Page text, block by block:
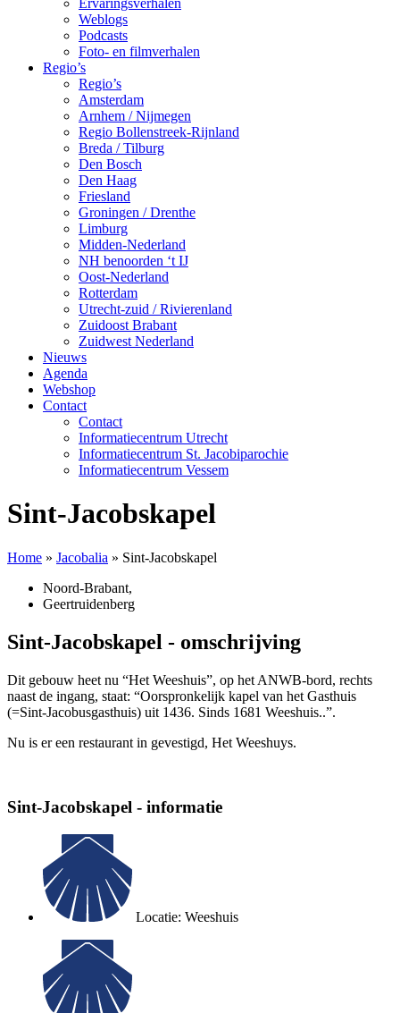
Ervaringsverhalen
Weblogs
Podcasts
Foto- en filmverhalen
Regio’s
Regio’s
Amsterdam
Arnhem / Nijmegen
Regio Bollenstreek-Rijnland
Breda / Tilburg
Den Bosch
Den Haag
Friesland
Groningen / Drenthe
Limburg
Midden-Nederland
NH benoorden ‘t IJ
Oost-Nederland
Rotterdam
Utrecht-zuid / Rivierenland
Zuidoost Brabant
Zuidwest Nederland
Nieuws
Agenda
Webshop
Contact
Contact
Informatiecentrum Utrecht
Informatiecentrum St. Jacobiparochie
Informatiecentrum Vessem
Sint-Jacobskapel
Home » Jacobalia » Sint-Jacobskapel
Noord-Brabant,
Geertruidenberg
Sint-Jacobskapel - omschrijving
Dit gebouw heet nu “Het Weeshuis”, op het ANWB-bord, rechts
naast de ingang, staat: “Oorspronkelijk kapel van het Gasthuis
(=Sint-Jacobusgasthuis) uit 1436. Sinds 1681 Weeshuis..”.
Nu is er een restaurant in gevestigd, Het Weeshuys.
Sint-Jacobskapel - informatie
Locatie: Weeshuis